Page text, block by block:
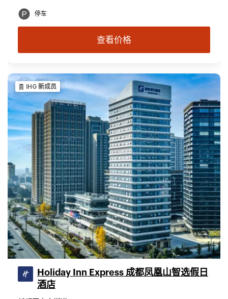
停车
查看价格
IHG 新成员
Holiday Inn Express 成都凤凰山智选假日
酒店